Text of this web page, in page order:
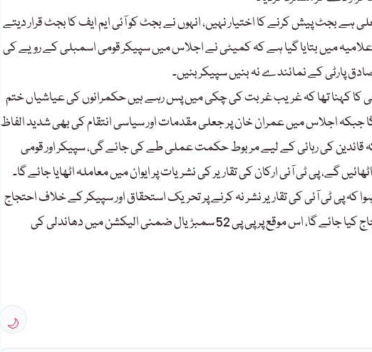
بجٹ پیش کرنے کا اختیار نہیں، انہوں نے بجٹ کو آئی ایم ایف کا بجٹ قرار دیتے
میں بتایا گیا ہے کہ کمیٹی نے اجلاس میں سپیکر قومی اسمبلی کے رویے کی
پارٹی کے نمائندے نہ بنیں سپیکر بنیں۔
کا کہنا تھا کہ غریب غربت کی چکی میں پس رہے ہیں حکمرانوں کی عیاشیاں ختم
جبکہ اجلاس میں عمران خان پر جعلی مقدمات اور سیاسی انتقام کی بھی شدید الفاظ
قائدین کی رہائی کے لیے مربوط حکمت عملی طے کی جائے گی، سپیکر اور قومی
گے، پی ٹی آئی ارکان کی تقاریر کی نشریات پر ایوان میں معاملہ اٹھایا جائے گا۔
کہ پی ٹی آئی کی تقاریر نشر نہ کرنے پر تحریک استحقاق اور سپیکر کے خلاف احتجاج
کیا جائے گا، قومی نشریاتی ادارے اگر تقریر نہیں نشر کرتے تو احتجاج کیا جائے گا، اس موقع پر پی پی 52 سمبڑیال ضمنی الیکشن میں دھاندلی کی
🌙